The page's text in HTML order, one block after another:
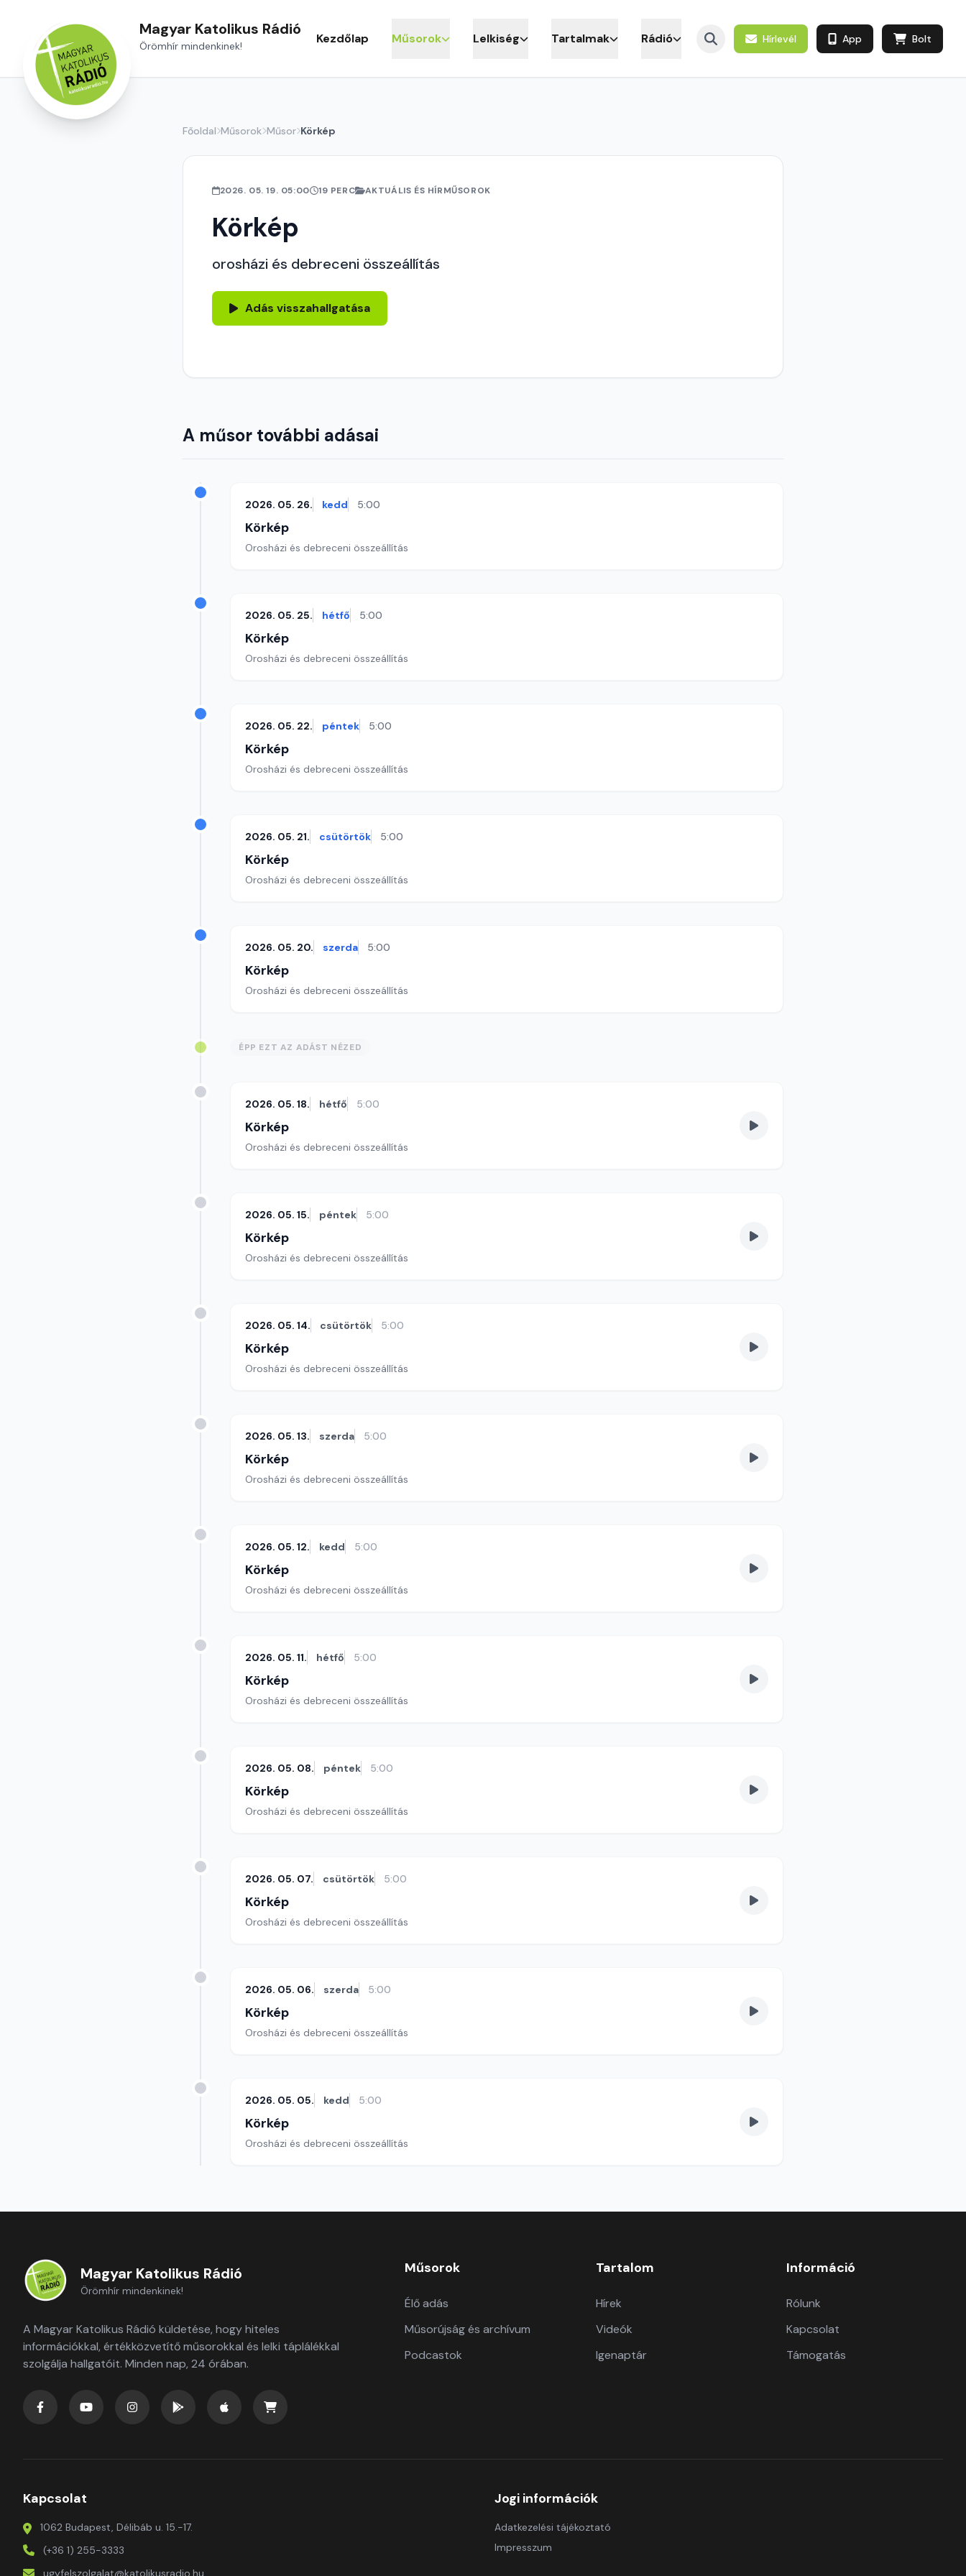
Magyar Katolikus Rádió
Örömhír mindenkinek! Kezdőlap Műsorok Lelkiség Tartalmak Rádió Hírlevél App Bolt
Főoldal Műsorok Műsor Körkép
2026. 05. 19. 05:00 19 PERC AKTUÁLIS ÉS HÍRMŰSOROK
Körkép
orosházi és debreceni összeállítás
Adás visszahallgatása
A műsor további adásai
2026. 05. 26. kedd 5:00
Körkép
Orosházi és debreceni összeállítás
2026. 05. 25. hétfő 5:00
Körkép
Orosházi és debreceni összeállítás
2026. 05. 22. péntek 5:00
Körkép
Orosházi és debreceni összeállítás
2026. 05. 21. csütörtök 5:00
Körkép
Orosházi és debreceni összeállítás
2026. 05. 20. szerda 5:00
Körkép
Orosházi és debreceni összeállítás
ÉPP EZT AZ ADÁST NÉZED
2026. 05. 18. hétfő 5:00
Körkép
Orosházi és debreceni összeállítás
2026. 05. 15. péntek 5:00
Körkép
Orosházi és debreceni összeállítás
2026. 05. 14. csütörtök 5:00
Körkép
Orosházi és debreceni összeállítás
2026. 05. 13. szerda 5:00
Körkép
Orosházi és debreceni összeállítás
2026. 05. 12. kedd 5:00
Körkép
Orosházi és debreceni összeállítás
2026. 05. 11. hétfő 5:00
Körkép
Orosházi és debreceni összeállítás
2026. 05. 08. péntek 5:00
Körkép
Orosházi és debreceni összeállítás
2026. 05. 07. csütörtök 5:00
Körkép
Orosházi és debreceni összeállítás
2026. 05. 06. szerda 5:00
Körkép
Orosházi és debreceni összeállítás
2026. 05. 05. kedd 5:00
Körkép
Orosházi és debreceni összeállítás
Magyar Katolikus Rádió
Örömhír mindenkinek!
A Magyar Katolikus Rádió küldetése, hogy hiteles
információkkal, értékközvetítő műsorokkal és lelki táplálékkal
szolgálja hallgatóit. Minden nap, 24 órában.
Műsorok
Élő adás
Műsorújság és archívum
Podcastok
Tartalom
Hírek
Videók
Igenaptár
Információ
Rólunk
Kapcsolat
Támogatás
Kapcsolat
1062 Budapest, Délibáb u. 15.-17.
(+36 1) 255-3333
ugyfelszolgalat@katolikusradio.hu
Jogi információk
Adatkezelési tájékoztató
Impresszum